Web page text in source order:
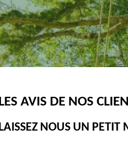
AVIS DE NOS
NOUS UN PETIT